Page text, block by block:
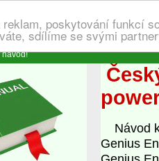
reklam, poskytování funkcí
sdílíme se svými
návod!
Návod k
Genius